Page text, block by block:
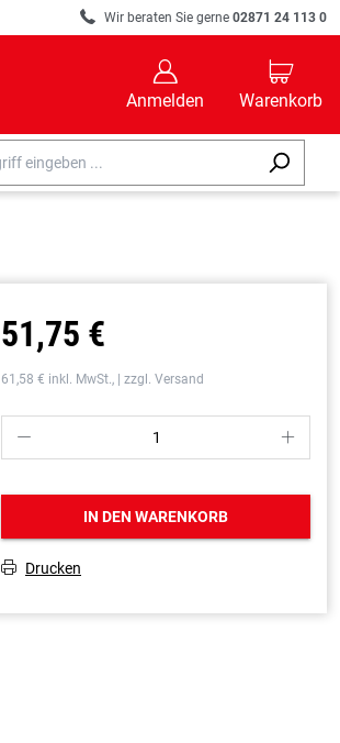
R Wir beraten Sie gerne 02871 24 113 0
B
Anmelden
C
Warenkorb
51,75 €
61,58 € inkl. MwSt., | zzgl. Versand
P S
IN DEN WARENKORB
T Drucken